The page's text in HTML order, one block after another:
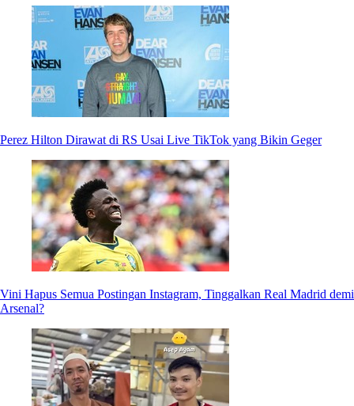
Perez Hilton Dirawat di RS Usai Live TikTok yang Bikin Geger
Vini Hapus Semua Postingan Instagram, Tinggalkan Real Madrid demi
Arsenal?